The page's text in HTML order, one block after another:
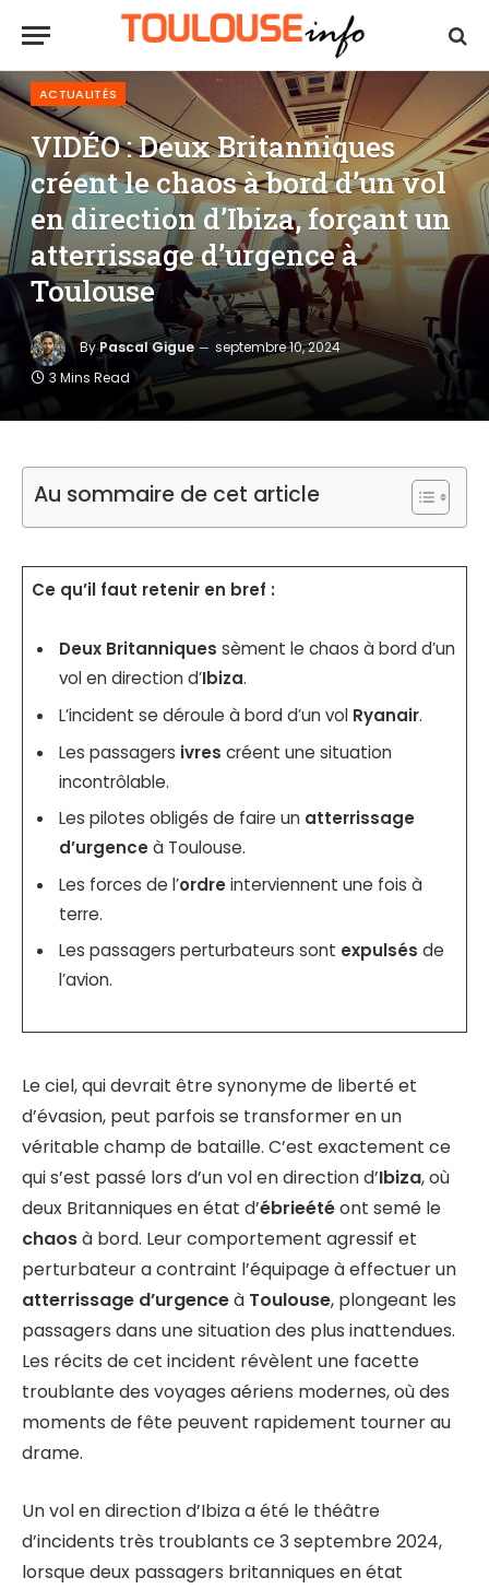
ACTUALITÉS
VIDÉO : Deux Britanniques
créent le chaos à bord d’un vol
en direction d’Ibiza, forçant un
atterrissage d’urgence à
Toulouse
ByPascal Gigue
septembre 10, 2024
3 Mins Read
Au sommaire de cet article
Ce qu’il faut retenir en bref :
Deux Britanniques sèment le chaos à bord d’un
vol en direction d’Ibiza.
L’incident se déroule à bord d’un vol Ryanair.
Les passagers ivres créent une situation
incontrôlable.
Les pilotes obligés de faire un atterrissage
d’urgenceà Toulouse.
Les forces de l’ordreinterviennent une fois à
terre.
Les passagers perturbateurs sont expulsés de
l’avion.
Le ciel, qui devrait être synonyme de liberté et
d’évasion, peut parfois se transformer en un
véritable champ de bataille. C’est exactement ce
qui s’est passé lors d’un vol en direction d’Ibiza, où
deux Britanniques en état d’ébrieétéont semé le
chaosà bord. Leur comportement agressif et
perturbateur a contraint l’équipage à effectuer un
atterrissage d’urgenceà Toulouse, plongeant les
passagers dans une situation des plus inattendues.
Les récits de cet incident révèlent une facette
troublante des voyages aériens modernes, où des
moments de fête peuvent rapidement tourner au
drame.
Un vol en direction d’Ibiza a été le théâtre
d’incidents très troublants ce 3 septembre 2024,
lorsque deux passagers britanniques en état